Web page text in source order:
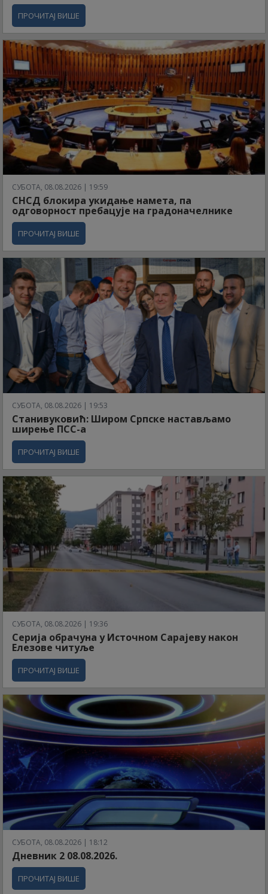
ПРОЧИТАЈ ВИШЕ
СУБОТА, 08.08.2026 | 19:59
СНСД блокира укидање намета, па
одговорност пребацује на градоначелнике
ПРОЧИТАЈ ВИШЕ
СУБОТА, 08.08.2026 | 19:53
Станивуковић: Широм Српске настављамо
ширење ПСС-а
ПРОЧИТАЈ ВИШЕ
СУБОТА, 08.08.2026 | 19:36
Серија обрачуна у Источном Сарајеву након
Елезове читуље
ПРОЧИТАЈ ВИШЕ
СУБОТА, 08.08.2026 | 18:12
Дневник 2 08.08.2026.
ПРОЧИТАЈ ВИШЕ